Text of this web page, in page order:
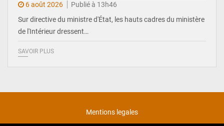
6 août 2026
Publié à 13h46
Sur directive du ministre d'État, les hauts cadres du ministère
de l'Intérieur dressent…
SAVOIR PLUS
Mentions legales